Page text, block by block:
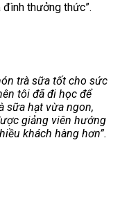
thưởng thức”.
trà sữa tốt cho sức
tôi đã đi học để
sữa hạt vừa ngon,
giảng viên hướng
khách hàng hơn”.